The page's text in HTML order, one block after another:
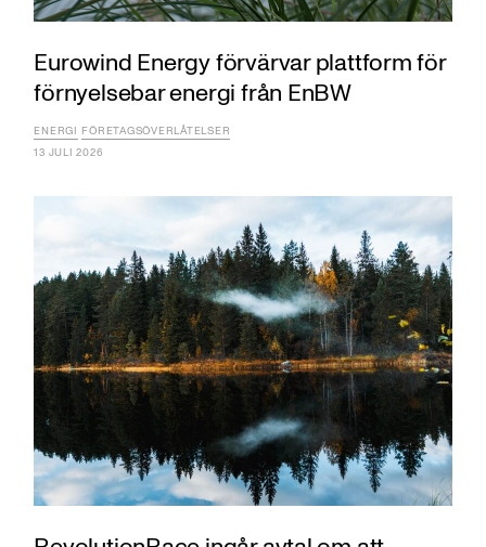
Eurowind Energy förvärvar plattform för
förnyelsebar energi från EnBW
ENERGI FÖRETAGSÖVERLÅTELSER
13 JULI 2026